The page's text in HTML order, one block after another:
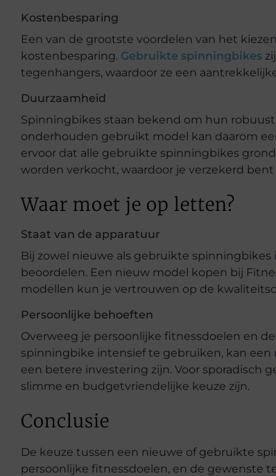
Kostenbesparing
Een van de grootste voordelen van het
kostenbesparing. Gebruikte spinningbikes
tegenhangers, waardoor ze een
Duurzaamheid
Spinningbikes staan bekend om hun
onderhouden gebruikt model kan daarom
ervoor dat alle gebruikte spinningbikes
worden verkocht, waardoor je verzekerd
Waar moet je op letten?
Staat van de apparatuur
Bij zowel nieuwe als gebruikte
beoordelen. Een nieuw model kopen bij
modellen kun je vertrouwen op de
Persoonlijke behoeften
Overweeg je persoonlijke fitnessdoelen en
spinningbike intensief te gebruiken, kan
een betere investering zijn. Voor sporadisch
slimme en budgetvriendelijke keuze zijn.
Conclusie
De keuze tussen een nieuwe of gebruikte
persoonlijke fitnessdoelen, en de gewenste